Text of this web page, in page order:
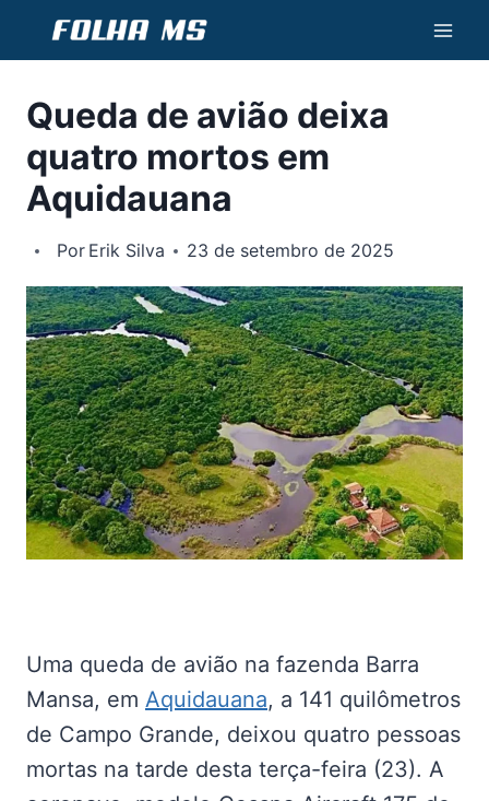
Conteúdo
Queda de avião deixa
quatro mortos em
Aquidauana
Por Erik Silva 23 de setembro de 2025
Uma queda de avião na fazenda Barra
Mansa, em Aquidauana, a 141 quilômetros
de Campo Grande, deixou quatro pessoas
mortas na tarde desta terça-feira (23). A